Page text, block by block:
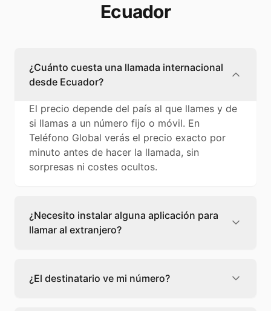
Ecuador
¿Cuánto cuesta una llamada internacional
desde Ecuador?
El precio depende del país al que llames y de
si llamas a un número fijo o móvil. En
Teléfono Global verás el precio exacto por
minuto antes de hacer la llamada, sin
sorpresas ni costes ocultos.
¿Necesito instalar alguna aplicación para
llamar al extranjero?
desde tu navegador web. Solo necesitas una
conexión a internet y podrás llamar a
¿El destinatario ve mi número?